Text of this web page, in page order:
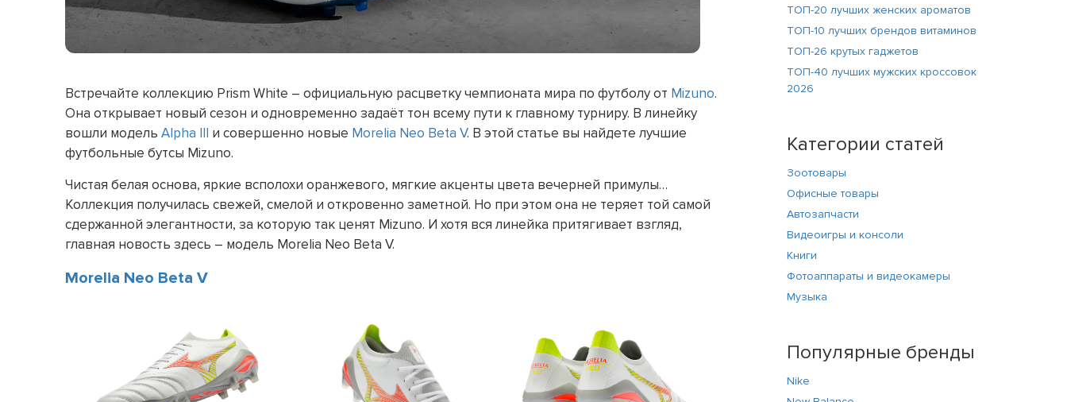
Встречайте коллекцию Prism White – официальную расцветку чемпионата мира по футболу от Mizuno.
Она открывает новый сезон и одновременно задаёт тон всему пути к главному турниру. В линейку
вошли модель Alpha III и совершенно новые Morelia Neo Beta V. В этой статье вы найдете лучшие
футбольные бутсы Mizuno.
Чистая белая основа, яркие всполохи оранжевого, мягкие акценты цвета вечерней примулы…
Коллекция получилась свежей, смелой и откровенно заметной. Но при этом она не теряет той самой
сдержанной элегантности, за которую так ценят Mizuno. И хотя вся линейка притягивает взгляд,
главная новость здесь – модель Morelia Neo Beta V.
Morelia Neo Beta V
ТОП-20 лучших женских ароматов
ТОП-10 лучших брендов витаминов
ТОП-26 крутых гаджетов
ТОП-40 лучших мужских кроссовок
2026
Категории статей
Зоотовары
Офисные товары
Автозапчасти
Видеоигры и консоли
Книги
Фотоаппараты и видеокамеры
Музыка
Популярные бренды
Nike